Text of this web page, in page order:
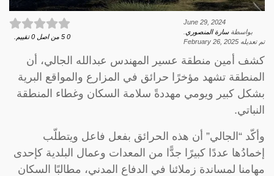
June 29, 2024
بواسطةسارة المنصوري
تم تعديله February 26, 2025
0
5 من اصل 0 تقييم.
كشف أمين منطقة عسير المهندس عبدالله الجالي، أن
المنطقة تشهد مؤخرًا حرائق في المزارع والمواقع البرية
بشكل كبير ويومي مهددةً سلامة السكان وغطاء المنطقة
النباتي.
وأكّد “الجالي” أن هذه الحرائق بفعل فاعل ويتطلّب
إخمادُها عددًا كبيرًا جدًّا من المعدات وعمال البلدية كإحدى
مهامنا لمساندة زملائنا في الدفاع المدني، مطالبًا السكان